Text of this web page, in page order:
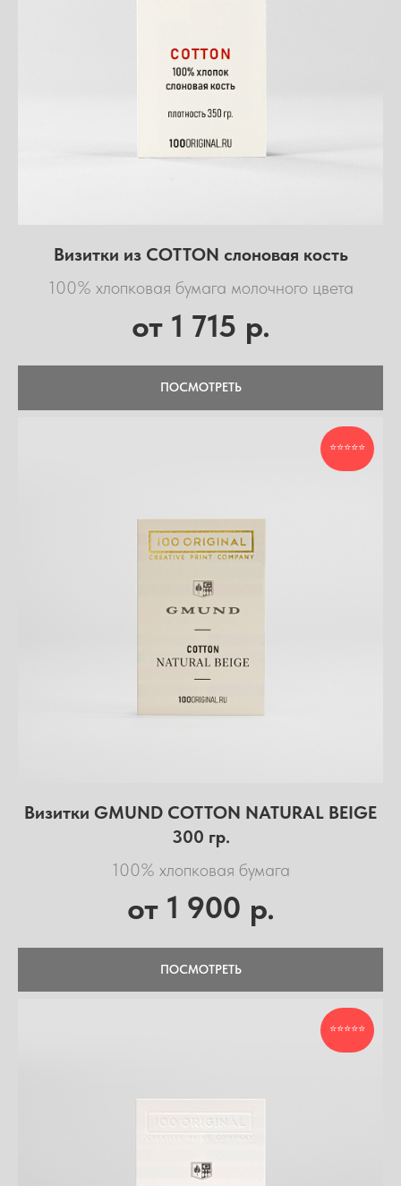
Визитки из COTTON слоновая кость
100% хлопковая бумага молочного цвета
от 1 715 р.
ПОСМОТРЕТЬ
⭐⭐⭐⭐⭐
Визитки GMUND COTTON NATURAL BEIGE
300 гр.
100% хлопковая бумага
от 1 900 р.
ПОСМОТРЕТЬ
⭐⭐⭐⭐⭐